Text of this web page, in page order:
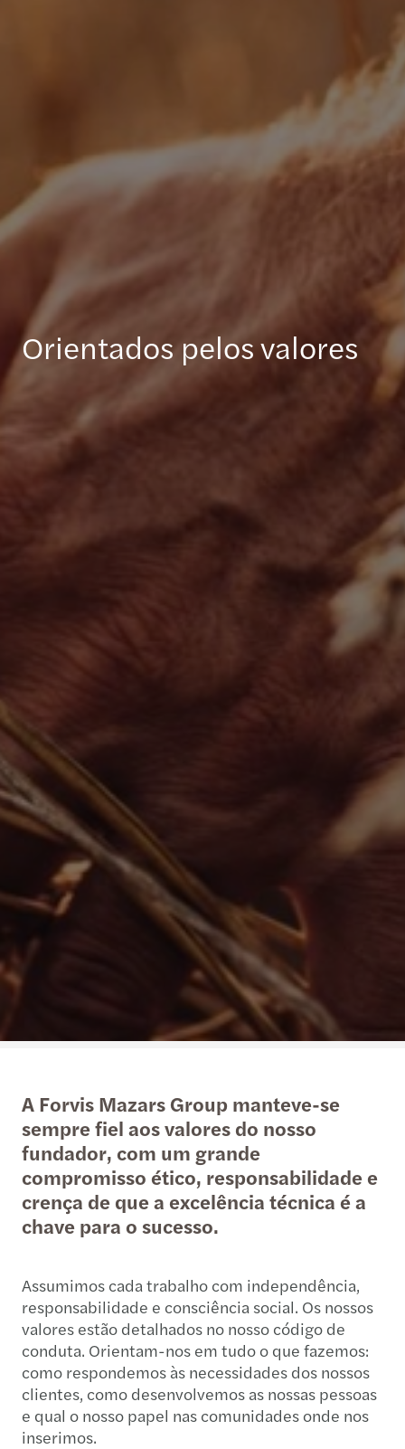
Orientados pelos valores
A Forvis Mazars Group manteve-se
sempre fiel aos valores do nosso
fundador, com um grande
compromisso ético, responsabilidade e
crença de que a excelência técnica é a
chave para o sucesso.
Assumimos cada trabalho com independência,
responsabilidade e consciência social. Os nossos
valores estão detalhados no nosso código de
conduta. Orientam-nos em tudo o que fazemos:
como respondemos às necessidades dos nossos
clientes, como desenvolvemos as nossas pessoas
e qual o nosso papel nas comunidades onde nos
inserimos.